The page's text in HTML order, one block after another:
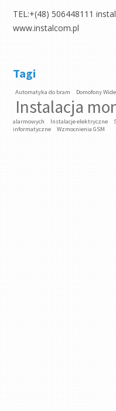
TEL:+(48) 506448111
www.instalcom.pl
Tagi
Automatyka do bram Domofony
Instalacja
alarmowych
Instalacje elektryczne
informatyczne
Wzmocnienia GSM